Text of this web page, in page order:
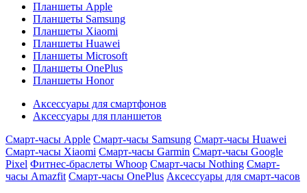
Планшеты Apple
Планшеты Samsung
Планшеты Xiaomi
Планшеты Huawei
Планшеты Microsoft
Планшеты OnePlus
Планшеты Honor
Аксессуары для смартфонов
Аксессуары для планшетов
Смарт-часы Apple Смарт-часы Samsung Смарт-часы Huawei
Смарт-часы Xiaomi Смарт-часы Garmin Смарт-часы Google
Pixel Фитнес-браслеты Whoop Смарт-часы Nothing Смарт-
часы Amazfit Смарт-часы OnePlus Аксессуары для смарт-часов